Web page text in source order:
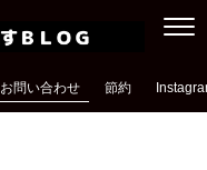
お問い合わせ 節約